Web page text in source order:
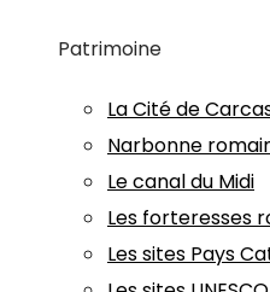
Patrimoine
La Cité de
Narbonne
Le canal du Midi
Les forteresses
Les sites Pays